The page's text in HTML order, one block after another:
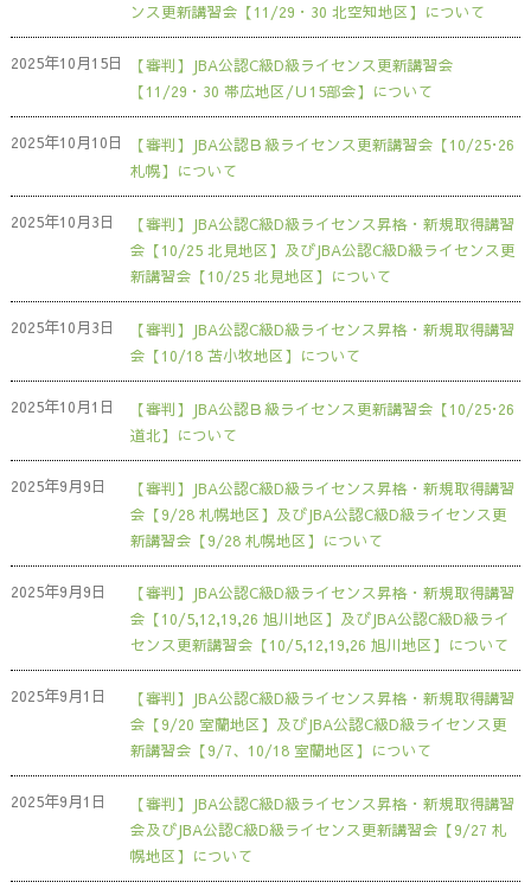
ンス更新講習会【11/29・30 北空知地区】について
2025年10月15日
【審判】JBA公認C級D級ライセンス更新講習会
【11/29・30 帯広地区/Ｕ15部会】について
2025年10月10日
【審判】JBA公認Ｂ級ライセンス更新講習会【10/25･26
札幌】について
2025年10月3日
【審判】JBA公認C級D級ライセンス昇格・新規取得講習
会【10/25 北見地区】及びJBA公認C級D級ライセンス更
新講習会【10/25 北見地区】について
2025年10月3日
【審判】JBA公認C級D級ライセンス昇格・新規取得講習
会【10/18 苫小牧地区】について
2025年10月1日
【審判】JBA公認Ｂ級ライセンス更新講習会【10/25･26
道北】について
2025年9月9日
【審判】JBA公認C級D級ライセンス昇格・新規取得講習
会【9/28 札幌地区】及びJBA公認C級D級ライセンス更
新講習会【9/28 札幌地区】について
2025年9月9日
【審判】JBA公認C級D級ライセンス昇格・新規取得講習
会【10/5,12,19,26 旭川地区】及びJBA公認C級D級ライ
センス更新講習会【10/5,12,19,26 旭川地区】について
2025年9月1日
【審判】JBA公認C級D級ライセンス昇格・新規取得講習
会【9/20 室蘭地区】及びJBA公認C級D級ライセンス更
新講習会【9/7、10/18 室蘭地区】について
2025年9月1日
【審判】JBA公認C級D級ライセンス昇格・新規取得講習
会及びJBA公認C級D級ライセンス更新講習会【9/27 札
幌地区】について